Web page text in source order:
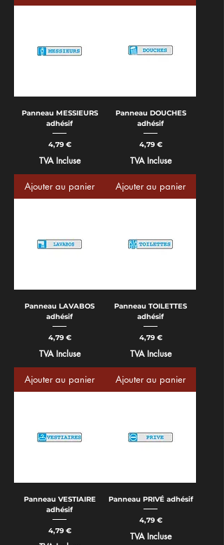
Panneau MESSIEURS
adhésif
Prix
4,79 €
TVA Incluse
Ajouter au panier
Panneau DOUCHES
adhésif
Prix
4,79 €
TVA Incluse
Ajouter au panier
Panneau LAVABOS
adhésif
Prix
4,79 €
TVA Incluse
Ajouter au panier
Panneau TOILETTES
adhésif
Prix
4,79 €
TVA Incluse
Ajouter au panier
Panneau VESTIAIRE
adhésif
Prix
4,79 €
Panneau PRIVÉ adhésif
Prix
4,79 €
TVA Incluse